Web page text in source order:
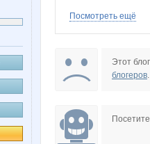
Rakushka
Посмотреть ещё
Этот
блогеров.